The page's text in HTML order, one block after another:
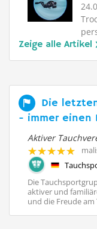
Zeige alle Artikel
Die
- immer einen
Aktiver
Die
aktiver und
und die Freude